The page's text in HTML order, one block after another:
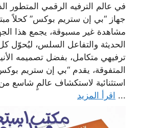
في عالم الترفيه الرقمي المتطور
جهاز “بي إن ستريم بوكس” كحلاً
مشاهدة غير مسبوقة، يجمع هذا
الحديثة والتفاعل السلس، ليُحوّل
ترفيهي متكامل، بفضل تصميمه
المتفوقة، يقدم “بي إن ستريم
استثنائية لاستكشاف عالمٍ شاسع من
... اقرأ المزيد